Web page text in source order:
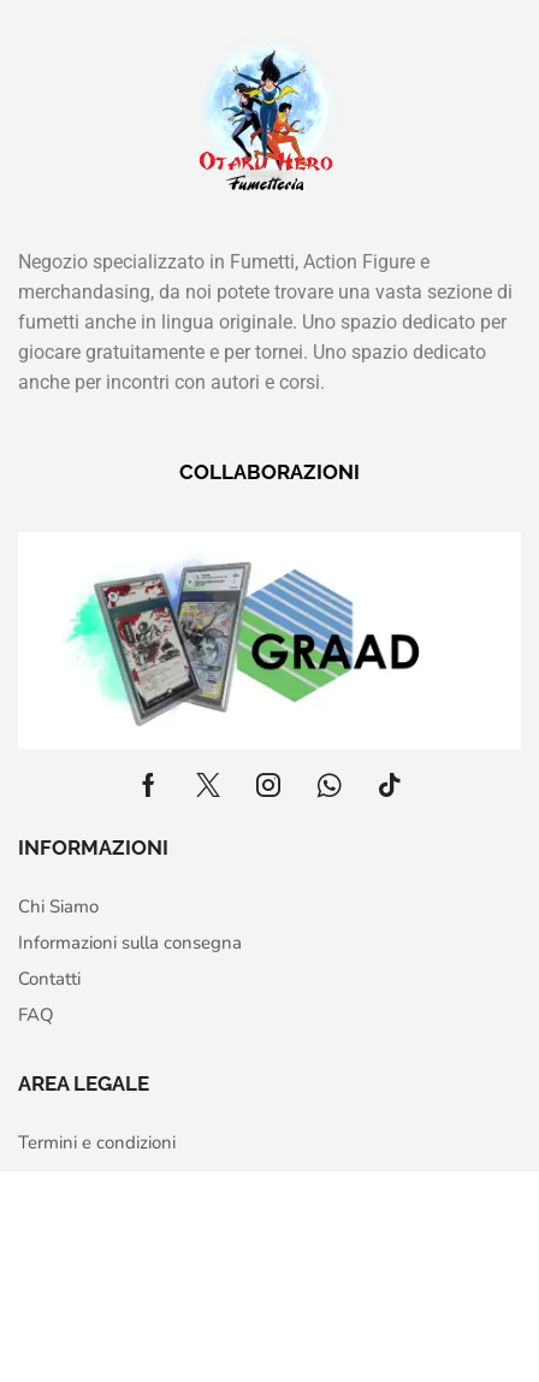
Negozio specializzato in Fumetti, Action Figure e
merchandasing, da noi potete trovare una vasta sezione di
fumetti anche in lingua originale. Uno spazio dedicato per
giocare gratuitamente e per tornei. Uno spazio dedicato
anche per incontri con autori e corsi.
COLLABORAZIONI
INFORMAZIONI
Chi Siamo
Informazioni sulla consegna
Contatti
FAQ
AREA LEGALE
Termini e condizioni